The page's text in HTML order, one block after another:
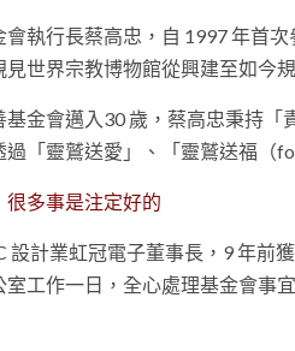
會執行長蔡高忠，自 1997 年首
世界宗教博物館從興建至如今
基金會邁入30 歲，蔡高忠秉持
過「靈鷲送愛」、「靈鷲送福（
多事是注定好的
設計業虹冠電子董事長，9 年前
室工作一日，全心處理基金會事